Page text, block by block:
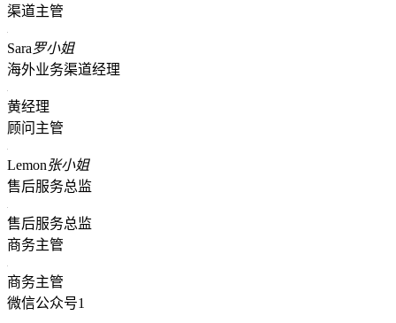
渠道主管
Sara罗小姐
海外业务渠道经理
黄经理
顾问主管
Lemon张小姐
售后服务总监
售后服务总监
商务主管
商务主管
微信公众号1